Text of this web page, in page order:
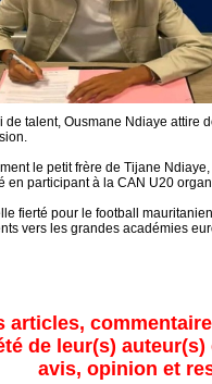
de talent, Ousmane Ndiaye attire
le petit frère de Tijane
en participant à la CAN U20
fierté pour le football
vers les grandes académies
articles,
de leur(s)
avis, opinion et